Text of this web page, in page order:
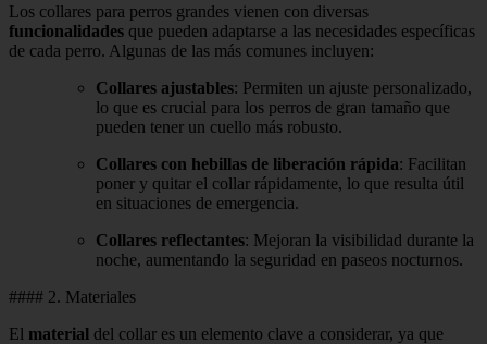
Los collares para perros grandes vienen con diversas
funcionalidades que pueden adaptarse a las necesidades específicas
de cada perro. Algunas de las más comunes incluyen:
Collares ajustables: Permiten un ajuste personalizado,
lo que es crucial para los perros de gran tamaño que
pueden tener un cuello más robusto.
Collares con hebillas de liberación rápida: Facilitan
poner y quitar el collar rápidamente, lo que resulta útil
en situaciones de emergencia.
Collares reflectantes: Mejoran la visibilidad durante la
noche, aumentando la seguridad en paseos nocturnos.
#### 2. Materiales
El material del collar es un elemento clave a considerar, ya que